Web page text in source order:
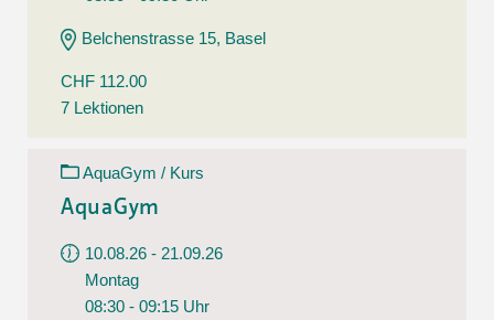
Belchenstrasse 15, Basel
CHF 112.00
7 Lektionen
AquaGym / Kurs
AquaGym
10.08.26 - 21.09.26
Montag
08:30 - 09:15 Uhr